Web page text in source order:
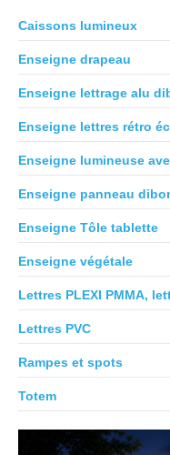
Caissons lumineux
Enseigne drapeau
Enseigne lettrage alu
Enseigne lettres rétro
Enseigne lumineuse
Enseigne panneau
Enseigne Tôle tablette
Enseigne végétale
Lettres PLEXI PMMA,
Lettres PVC
Rampes et spots
Totem